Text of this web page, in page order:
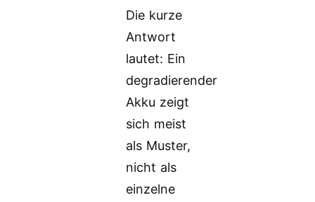
Die kurze
Antwort
lautet: Ein
degradierender
Akku zeigt
sich meist
als Muster,
nicht als
einzelne